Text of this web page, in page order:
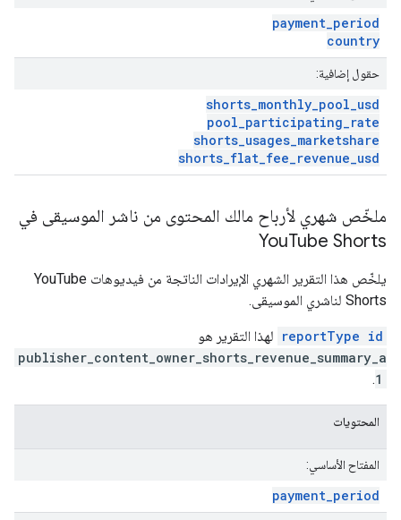
payment_period
country
حقول إضافية:
shorts_monthly_pool_usd
pool_participating_rate
shorts_usages_marketshare
shorts_flat_fee_revenue_usd
ملخّص شهري لأرباح مالك المحتوى من ناشر الموسيقى في
YouTube Shorts
يلخّص هذا التقرير الشهري الإيرادات الناتجة من فيديوهات YouTube
Shorts لناشري الموسيقى.
reportType id لهذا التقرير هو
publisher_content_owner_shorts_revenue_summary_a
1
.
المحتويات
المفتاح الأساسي:
payment_period